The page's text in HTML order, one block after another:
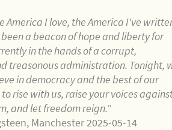
America I love, the America I've
a beacon of hope and liberty for
in the hands of a corrupt,
treasonous administration. Tonight,
in democracy and the best of our
rise with us, raise your voices
and let freedom reign.”
Manchester 2025-05-14